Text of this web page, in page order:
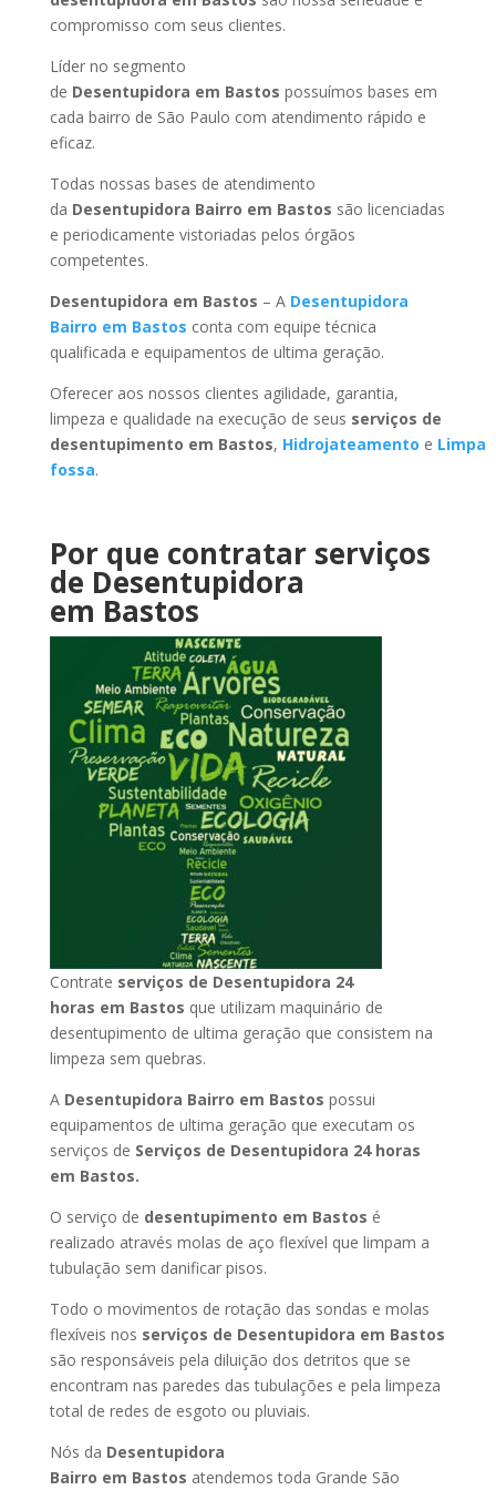
compromisso com seus clientes.
Líder no segmento
de Desentupidora em Bastos possuímos bases em
cada bairro de São Paulo com atendimento rápido e
eficaz.
Todas nossas bases de atendimento
da Desentupidora Bairro em Bastos são licenciadas
e periodicamente vistoriadas pelos órgãos
competentes.
Desentupidora em Bastos – A Desentupidora
Bairro em Bastos conta com equipe técnica
qualificada e equipamentos de ultima geração.
Oferecer aos nossos clientes agilidade, garantia,
limpeza e qualidade na execução de seus serviços de
desentupimento em Bastos, Hidrojateamento e Limpa
fossa.
Por que contratar serviços
de Desentupidora
em Bastos
Contrate serviços de Desentupidora 24
horas em Bastos que utilizam maquinário de
desentupimento de ultima geração que consistem na
limpeza sem quebras.
A Desentupidora Bairro em Bastos possui
equipamentos de ultima geração que executam os
serviços de Serviços de Desentupidora 24 horas
em Bastos.
O serviço de desentupimento em Bastos é
realizado através molas de aço flexível que limpam a
tubulação sem danificar pisos.
Todo o movimentos de rotação das sondas e molas
flexíveis nos serviços de Desentupidora em Bastos
são responsáveis pela diluição dos detritos que se
encontram nas paredes das tubulações e pela limpeza
total de redes de esgoto ou pluviais.
Nós da Desentupidora
Bairro em Bastos atendemos toda Grande São